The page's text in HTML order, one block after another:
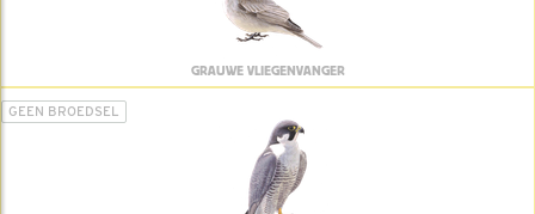
GRAUWE VLIEGENVANGER
GEEN BROEDSEL